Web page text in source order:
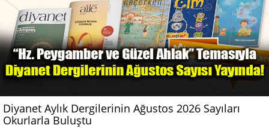
Diyanet Aylık Dergilerinin Ağustos 2026 Sayıları
Okurlarla Buluştu